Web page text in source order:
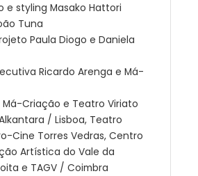
e styling Masako Hattori
Tuna
Paula Diogo e Daniela
Ricardo Arenga e Má-
Criação e Teatro Viriato
/ Lisboa, Teatro
Cine Torres Vedras, Centro
Artística do Vale da
e TAGV / Coimbra